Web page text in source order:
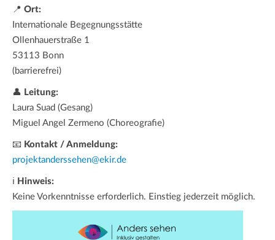
📍 Ort:
Internationale Begegnungsstätte
Ollenhauerstraße 1
53113 Bonn
(barrierefrei)
👤 Leitung:
Laura Suad (Gesang)
Miguel Angel Zermeno (Choreografie)
📧 Kontakt / Anmeldung:
projektanderssehen@ekir.de
ℹ Hinweis:
Keine Vorkenntnisse erforderlich. Einstieg jederzeit möglich.